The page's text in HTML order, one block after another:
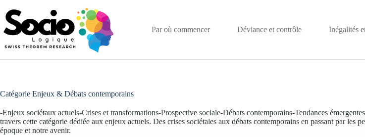
au
contenu
Par où commencer
Déviance et contrôle Inégalités
Catégorie Enjeux & Débats contemporains
-Enjeux sociétaux actuels-Crises et transformations-Prospective sociale-Débats contemporains-Tendances
travers cette catégorie dédiée aux enjeux actuels. Des crises sociétales aux débats contemporains en passant par les
époque et notre avenir.